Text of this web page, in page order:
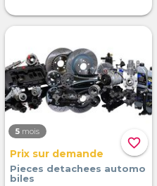
favorite_border
5 mois
Prix sur demande
Pieces detachees automo
biles